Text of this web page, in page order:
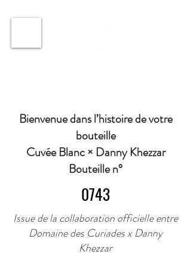
Bienvenue dans l’histoire de votre
bouteille
Cuvée Blanc × Danny Khezzar
Bouteille n°
0743
Issue de la collaboration officielle entre
Domaine des Curiades x Danny
Khezzar